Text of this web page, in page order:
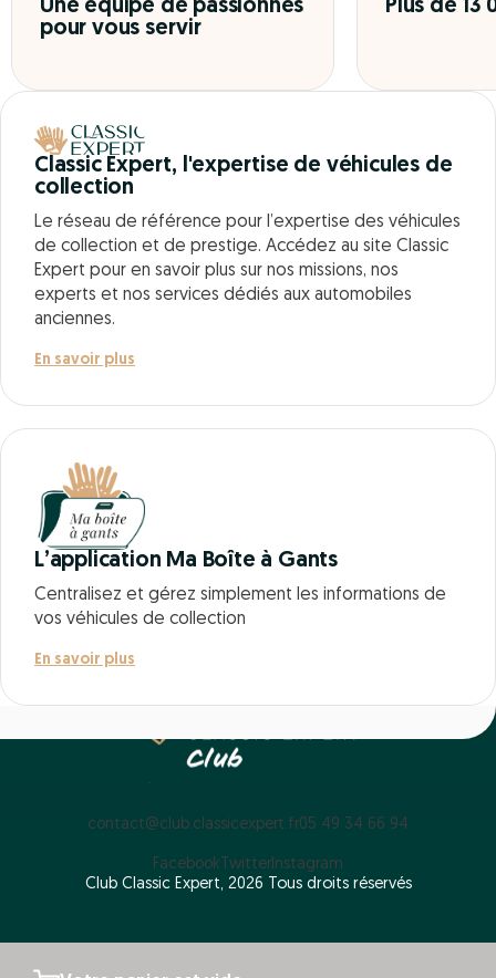
Une équipe de passionnés
pour vous servir
Plus de 13
Classic Expert, l'expertise de véhicules de
collection
Le réseau de référence pour l’expertise des véhicules
de collection et de prestige. Accédez au site Classic
Expert pour en savoir plus sur nos missions, nos
experts et nos services dédiés aux automobiles
anciennes.
En savoir plus
L’application Ma Boîte à Gants
Centralisez et gérez simplement les informations de
vos véhicules de collection
En savoir plus
contact@club.classicexpert.fr05 49 34 66 94
Facebook TwitterInstagram
Club Classic Expert, 2026 Tous droits réservés